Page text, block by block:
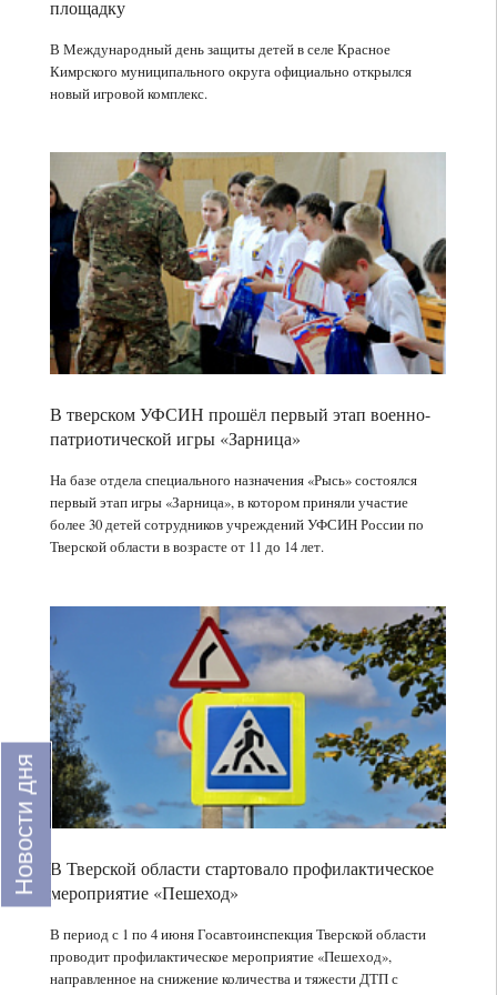
Новости дня
подворье
монастыря
отметили
престольный
комиссия
области
вручила
Владимиру
депутаты
Госдумы
14:05
«Верхневолжское
расширило
компенсации
ипотечных
кредитов
сотрудников
вопрос
проработан
по
поручению
главы
Тверской
области
Виталия
Королева
13:40
Тверской
области
состоится
дополнительный
день
работы
выездных
приемных
комиссий
Виталий
Королев:
стратегия
сделать
Тверскую
область
одним
из
спорта
России
13:05
Твери
создали
соединения
для
продуктивность
сельхозживотных
12:40
Виталий
Королев
преддверии
Дня
физкультурника
наградил
спортсменов
Верхневолжья
12:15
Объем
финансовой
поддержки
промышленности
Тверской
области
со
регионального
ФРП
млрд
11:45
Вынесен
обвинительный
двум
гражданам
причастным
11:25
Клинической
больнице
площадку
В Международный день защиты детей в селе Красное
Кимрского муниципального округа официально открылся
новый игровой комплекс.
В тверском УФСИН прошёл первый этап военно-
патриотической игры «Зарница»
На базе отдела специального назначения «Рысь» состоялся
первый этап игры «Зарница», в котором приняли участие
более 30 детей сотрудников учреждений УФСИН России по
Тверской области в возрасте от 11 до 14 лет.
В Тверской области стартовало профилактическое
мероприятие «Пешеход»
В период с 1 по 4 июня Госавтоинспекция Тверской области
проводит профилактическое мероприятие «Пешеход»,
направленное на снижение количества и тяжести ДТП с